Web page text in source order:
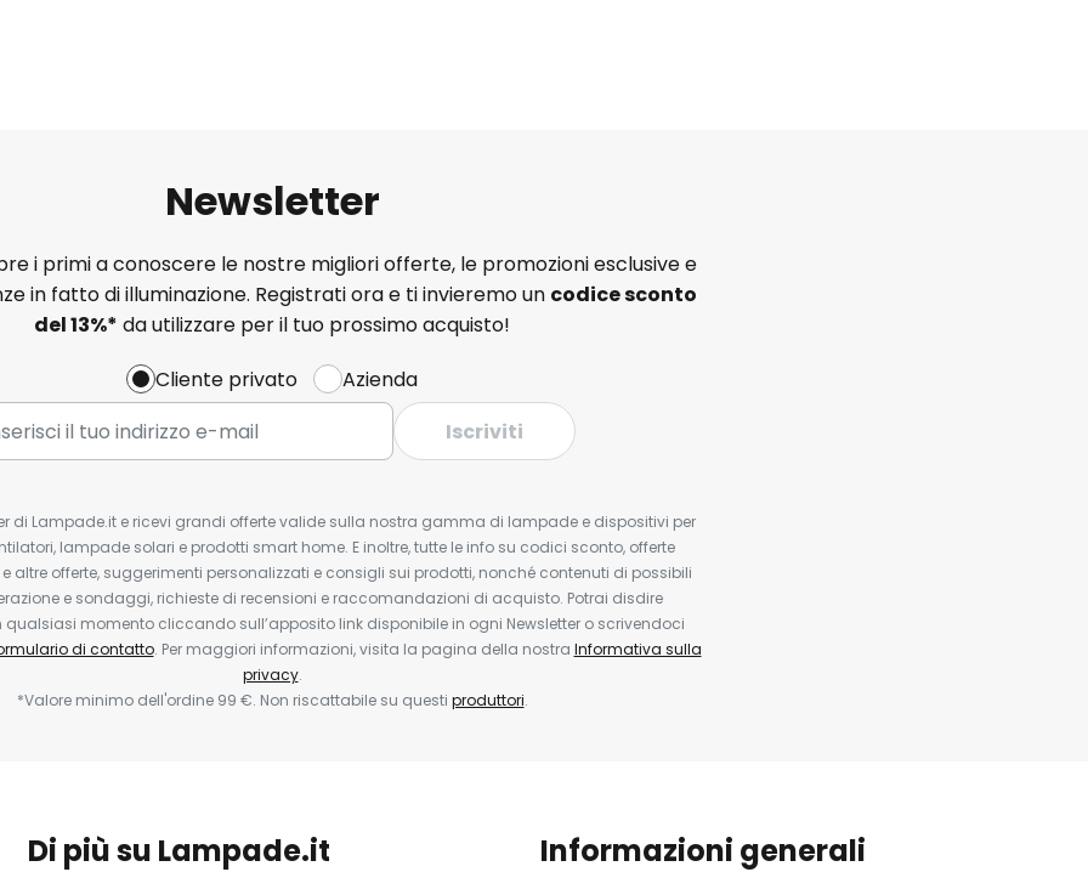
Newsletter
i primi a conoscere le nostre migliori offerte, le promozioni esclusive e
in fatto di illuminazione. Registrati ora e ti invieremo un codice sconto
del13%* da utilizzare per il tuo prossimo acquisto!
Cliente privato
Azienda
Iscriviti
di Lampade.it e ricevi grandi offerte valide sulla nostra gamma di lampade e dispositivi per
lampade solari e prodotti smart home. E inoltre, tutte le info su codici sconto, offerte
altre offerte, suggerimenti personalizzati e consigli sui prodotti, nonché contenuti di possibili
e sondaggi, richieste di recensioni e raccomandazioni di acquisto. Potrai disdire
momento cliccando sull’apposito link disponibile in ogni Newsletter o scrivendoci
di contatto. Per maggiori informazioni, visita la pagina della nostra Informativa sulla
privacy.
*Valore minimo dell'ordine 99 €. Non riscattabile su questi produttori.
Di più su Lampade.it Informazioni generali